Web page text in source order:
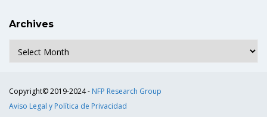
Archives
Copyright© 2019-2024 - NFP Research Group
Aviso Legal y Política de Privacidad